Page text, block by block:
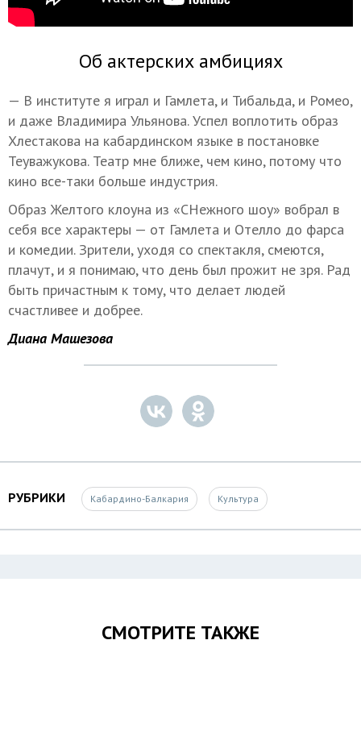
Об актерских амбициях
— В институте я играл и Гамлета, и Тибальда, и Ромео,
и даже Владимира Ульянова. Успел воплотить образ
Хлестакова на кабардинском языке в постановке
Теуважукова. Театр мне ближе, чем кино, потому что
кино все-таки больше индустрия.
Образ Желтого клоуна из «СНежного шоу» вобрал в
себя все характеры — от Гамлета и Отелло до фарса
и комедии. Зрители, уходя со спектакля, смеются,
плачут, и я понимаю, что день был прожит не зря. Рад
быть причастным к тому, что делает людей
счастливее и добрее.
Диана Машезова
РУБРИКИ Кабардино-Балкария Культура
СМОТРИТЕ ТАКЖЕ